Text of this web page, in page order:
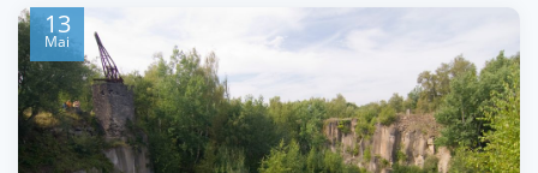
13
Mai